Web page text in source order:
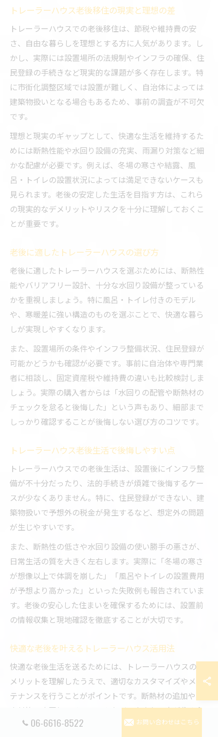
トレーラーハウス老後移住の現実と理想の差
トレーラーハウスでの老後移住は、節税や維持費の安
さ、自由な暮らしを理想とする方に人気があります。し
かし、実際には設置場所の法規制やインフラの確保、住
民登録の手続きなど現実的な課題が多く存在します。特
に市街化調整区域では設置が難しく、自治体によっては
建築物扱いとなる場合もあるため、事前の調査が不可欠
です。
理想と現実のギャップとして、快適な生活を維持するた
めには断熱性能や水回り設備の充実、雨漏り対策など細
かな配慮が必要です。例えば、冬場の寒さや結露、風
呂・トイレの設置状況によっては満足できないケースも
見られます。老後の安定した生活を目指す方は、これら
の現実的なデメリットやリスクを十分に理解しておくこ
とが重要です。
老後に適したトレーラーハウスの選び方
老後に適したトレーラーハウスを選ぶためには、断熱性
能やバリアフリー設計、十分な水回り設備が整っている
かを重視しましょう。特に風呂・トイレ付きのモデル
や、寒暖差に強い構造のものを選ぶことで、快適な暮ら
しが実現しやすくなります。
また、設置場所の条件やインフラ整備状況、住民登録が
可能かどうかも確認が必要です。事前に自治体や専門業
者に相談し、固定資産税や維持費の違いも比較検討しま
しょう。実際の購入者からは「水回りの配管や断熱材の
チェックを怠ると後悔した」という声もあり、細部まで
しっかり確認することが後悔しない選び方のコツです。
トレーラーハウス老後生活で後悔しやすい点
トレーラーハウスでの老後生活は、設置後にインフラ整
備が不十分だったり、法的手続きが煩雑で後悔するケー
スが少なくありません。特に、住民登録ができない、建
築物扱いで予想外の税金が発生するなど、想定外の問題
が生じやすいです。
また、断熱性の低さや水回り設備の使い勝手の悪さが、
日常生活の質を大きく左右します。実際に「冬場の寒さ
が想像以上で体調を崩した」「風呂やトイレの設置費用
が予想より高かった」といった失敗例も報告されていま
す。老後の安心した住まいを確保するためには、設置前
の情報収集と現地確認を徹底することが大切です。
快適な老後を叶えるトレーラーハウス活用法
快適な老後生活を送るためには、トレーラーハウスのデ
メリットを理解したうえで、適切なカスタマイズやメン
テナンスを行うことがポイントです。断熱材の追加や防
音対策、水回りのリフォームなど、小さな工夫が住み心
地を大きく向上させます。
06-6616-8522 お問い合わせはこちら